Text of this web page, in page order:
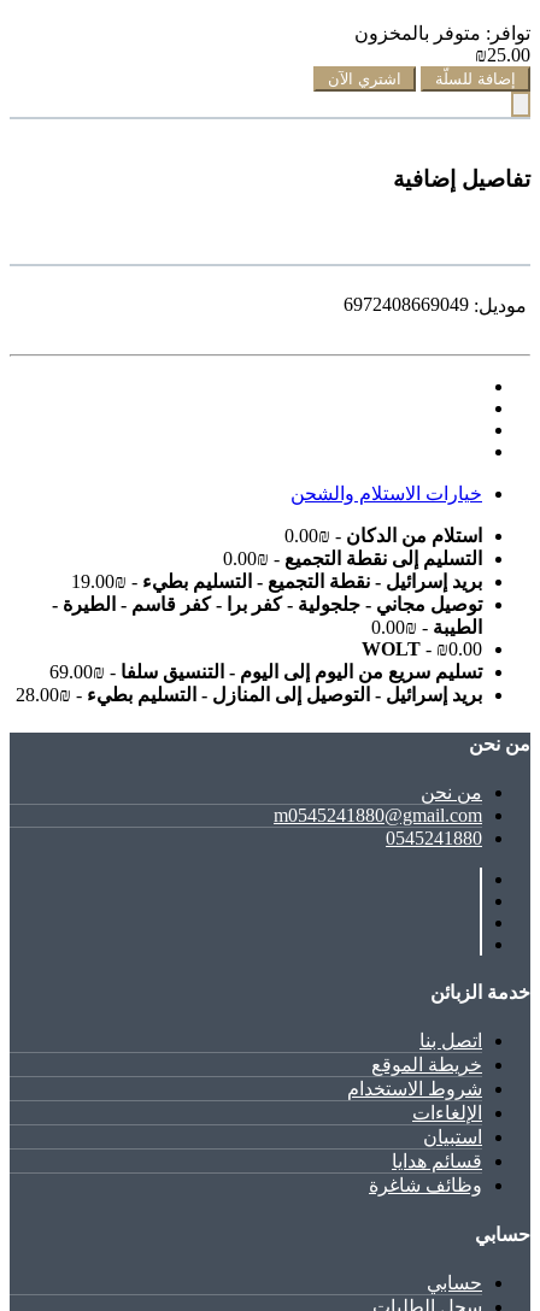
توافر: متوفر بالمخزون
₪25.00
إضافة للسلّة اشتري الآن
تفاصيل إضافية
موديل: 6972408669049
خيارات الاستلام والشحن
استلام من الدكان - ₪0.00
التسليم إلى نقطة التجميع - ₪0.00
بريد إسرائيل - نقطة التجميع - التسليم بطيء - ₪19.00
توصيل مجاني - جلجولية - كفر برا - كفر قاسم - الطيرة -
الطيبة - ₪0.00
WOLT - ₪0.00
تسليم سريع من اليوم إلى اليوم - التنسيق سلفا - ₪69.00
بريد إسرائيل - التوصيل إلى المنازل - التسليم بطيء - ₪28.00
ﻣﻦ ﻧﺤﻦ
ﻣﻦ ﻧﺤﻦ
m0545241880@gmail.com
0545241880
خدمة الزبائن
اتصل بنا
خريطة الموقع
شروط الاستخدام
الإلغاءات
استبيان
قسائم هدايا
وظائف شاغرة
حسابي
حسابي
سِجل الطلبات